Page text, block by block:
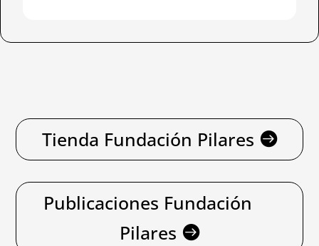
Tienda Fundación Pilares
Publicaciones Fundación
Pilares